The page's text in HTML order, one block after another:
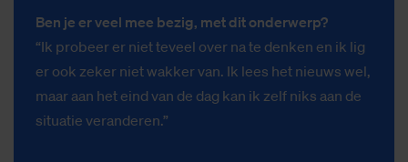
Ben je er veel mee bezig, met dit onderwerp?
“Ik probeer er niet teveel over na te denken en ik lig
er ook zeker niet wakker van. Ik lees het nieuws wel,
maar aan het eind van de dag kan ik zelf niks aan de
situatie veranderen.”